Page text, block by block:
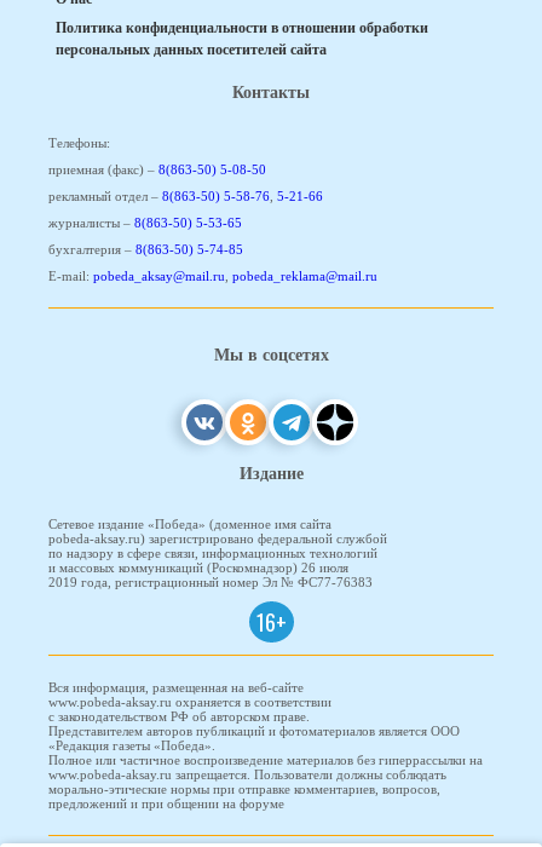
Политика конфиденциальности в отношении обработки
персональных данных посетителей сайта
Контакты
Телефоны:
приемная (факс) – 8(863-50) 5-08-50
рекламный отдел – 8(863-50) 5-58-76, 5-21-66
журналисты – 8(863-50) 5-53-65
бухгалтерия – 8(863-50) 5-74-85
E-mail: pobeda_aksay@mail.ru, pobeda_reklama@mail.ru
Мы в соцсетях
Издание
Сетевое издание «Победа» (доменное имя сайта
pobeda-aksay.ru) зарегистрировано федеральной службой
по надзору в сфере связи, информационных технологий
и массовых коммуникаций (Роскомнадзор) 26 июля
2019 года, регистрационный номер Эл № ФС77-76383
16+
Вся информация, размещенная на веб-сайте
www.pobeda-aksay.ru охраняется в соответствии
с законодательством РФ об авторском праве.
Представителем авторов публикаций и фотоматериалов является ООО
«Редакция газеты «Победа».
Полное или частичное воспроизведение материалов без гиперрассылки на
www.pobeda-aksay.ru запрещается. Пользователи должны соблюдать
морально-этические нормы при отправке комментариев, вопросов,
предложений и при общении на форуме